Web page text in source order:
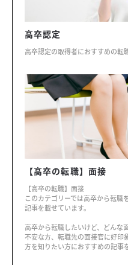
高卒認定
高卒認定の取得者におすすめの転
【高卒の転職】面接
【高卒の転職】面接
このカテゴリーでは高卒から転職
記事を載せています。
高卒から転職したいけど、どんな
不安な方、転職先の面接官に好印
方を知りたい方におすすめの記事